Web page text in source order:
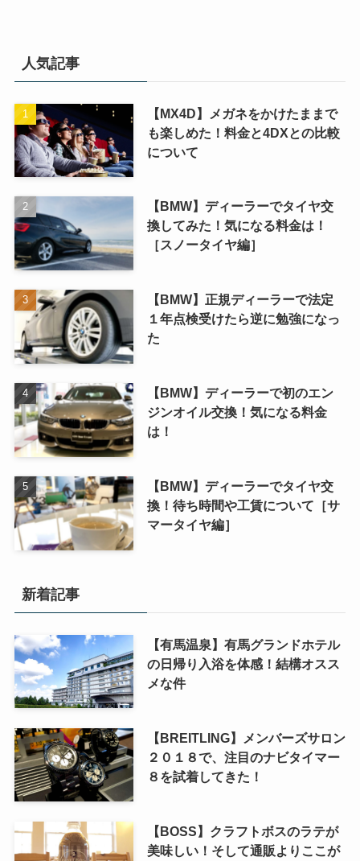
人気記事
【MX4D】メガネをかけたままで
も楽しめた！料金と4DXとの比較
について
【BMW】ディーラーでタイヤ交
換してみた！気になる料金は！
［スノータイヤ編］
【BMW】正規ディーラーで法定
１年点検受けたら逆に勉強になっ
た
【BMW】ディーラーで初のエン
ジンオイル交換！気になる料金
は！
【BMW】ディーラーでタイヤ交
換！待ち時間や工賃について［サ
マータイヤ編］
新着記事
【有馬温泉】有馬グランドホテル
の日帰り入浴を体感！結構オスス
メな件
【BREITLING】メンバーズサロン
２０１８で、注目のナビタイマー
８を試着してきた！
【BOSS】クラフトボスのラテが
美味しい！そして通販よりここが